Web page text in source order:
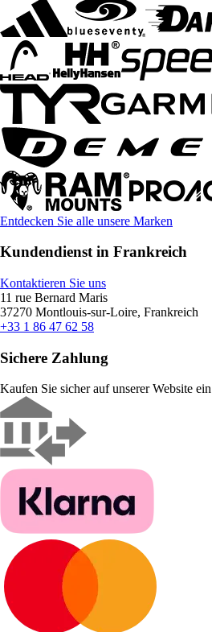
Entdecken Sie alle unsere Marken
Kundendienst in Frankreich
Kontaktieren Sie uns
11 rue Bernard Maris
37270 Montlouis-sur-Loire, Frankreich
+33 1 86 47 62 58
Sichere Zahlung
Kaufen Sie sicher auf unserer Website ein